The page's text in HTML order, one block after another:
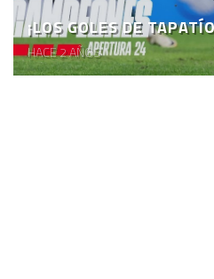
¡LOS GOLES DE
HACE 2 AÑOS